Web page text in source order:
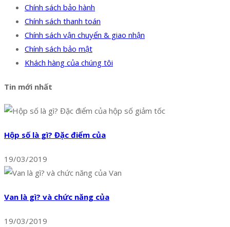
Chính sách bảo hành
Chính sách thanh toán
Chính sách vận chuyển & giao nhận
Chính sách bảo mật
Khách hàng của chúng tôi
Tin mới nhất
Hộp số là gì? Đặc điểm của
19/03/2019
Van là gì? và chức năng của
19/03/2019